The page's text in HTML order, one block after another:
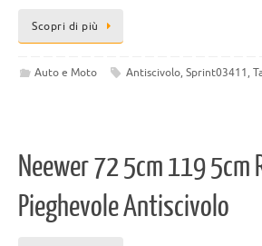
Scopri di più
Auto e Moto Antiscivolo,Sprint03411,
Neewer 72 5cm 119 5cm
Pieghevole Antiscivolo